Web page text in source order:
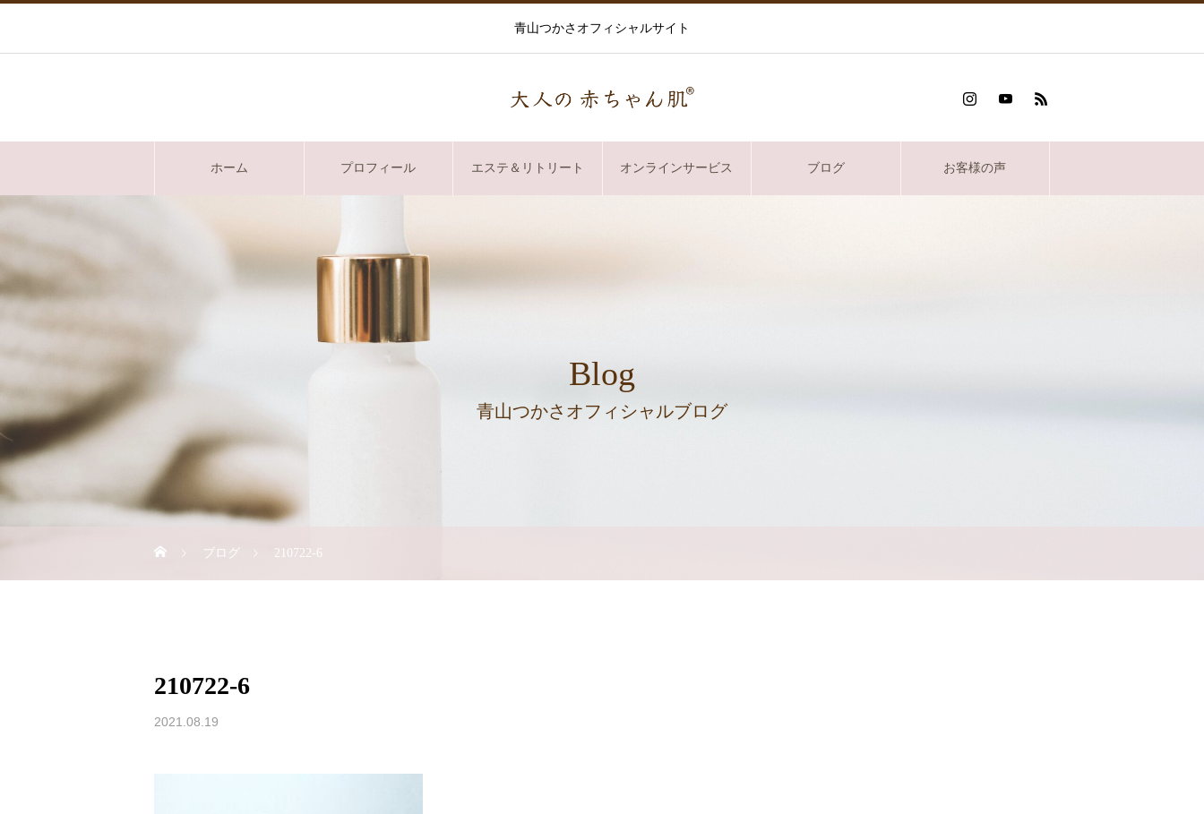
青山つかさオフィシャルサイト
ホーム プロフィール エステ＆リトリート オンラインサービス ブログ お客様の声
Blog
青山つかさオフィシャルブログ
ブログ 210722-6
210722-6
2021.08.19